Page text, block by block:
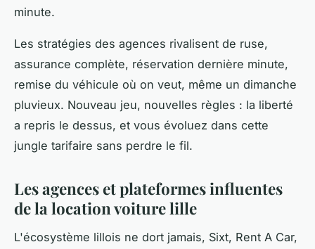
minute.
Les stratégies des agences rivalisent de ruse,
assurance complète, réservation dernière minute,
remise du véhicule où on veut, même un dimanche
pluvieux. Nouveau jeu, nouvelles règles : la liberté
a repris le dessus, et vous évoluez dans cette
jungle tarifaire sans perdre le fil.
Les agences et plateformes influentes
de la location voiture lille
L'écosystème lillois ne dort jamais, Sixt, Rent A Car,